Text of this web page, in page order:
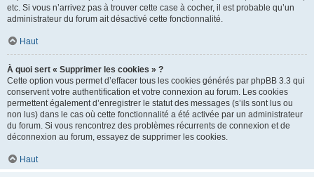
etc. Si vous n’arrivez pas à trouver cette case à cocher, il est probable qu’un
administrateur du forum ait désactivé cette fonctionnalité.
Haut
À quoi sert « Supprimer les cookies » ?
Cette option vous permet d’effacer tous les cookies générés par phpBB 3.3 qui
conservent votre authentification et votre connexion au forum. Les cookies
permettent également d’enregistrer le statut des messages (s’ils sont lus ou
non lus) dans le cas où cette fonctionnalité a été activée par un administrateur
du forum. Si vous rencontrez des problèmes récurrents de connexion et de
déconnexion au forum, essayez de supprimer les cookies.
Haut